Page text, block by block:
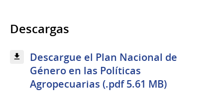
Descargas
Descargue el Plan Nacional de
Género en las Políticas
Agropecuarias (.pdf 5.61 MB)